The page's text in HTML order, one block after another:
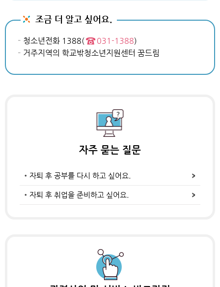
조금 더 알고 싶어요.
청소년전화 1388( 031-1388)
거주지역의 학교밖청소년지원센터 꿈드림
자주 묻는 질문
자퇴 후 공부를 다시 하고 싶어요.
자퇴 후 취업을 준비하고 싶어요.